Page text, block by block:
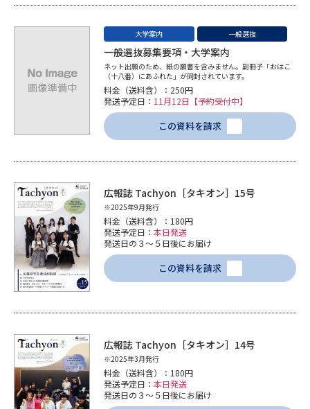
訂正のご案内
大学案内 一般選抜
一般選抜募集要項・大学案内
ネット出願のため、紙の願書を含みません。副冊子「おはこ
（十八番）にあふれた」が同封されています。
料金（送料含）：250円
発送予定日： 11月12日【予約受付中】
この資料を請求
広報誌 Tachyon［タキオン］15号
※2025年9月発行
料金（送料含）：180円
発送予定日： 本日発送
発送日の３～５日後にお届け
この資料を請求
広報誌 Tachyon［タキオン］14号
※2025年3月発行
料金（送料含）：180円
発送予定日： 本日発送
発送日の３～５日後にお届け